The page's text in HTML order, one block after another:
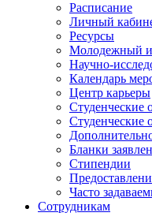
Расписание
Личный
Ресурсы
Молодежный
Научно-
Календарь
Центр карьеры
Студенческие
Студенческие
Бланки
Стипендии
Часто
Сотрудникам